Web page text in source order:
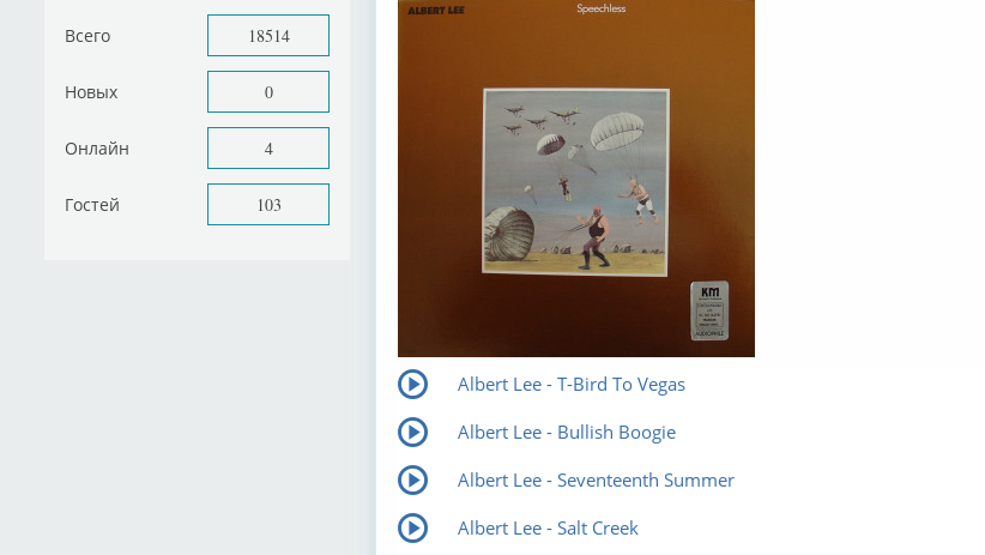
Всего 18514
Новых 0
Онлайн 4
Гостей 103
Albert Lee - T-Bird To Vegas
Albert Lee - Bullish Boogie
Albert Lee - Seventeenth Summer
Albert Lee - Salt Creek